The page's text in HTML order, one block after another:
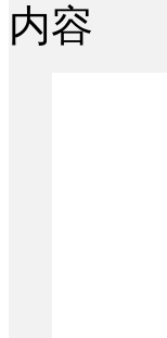
内容